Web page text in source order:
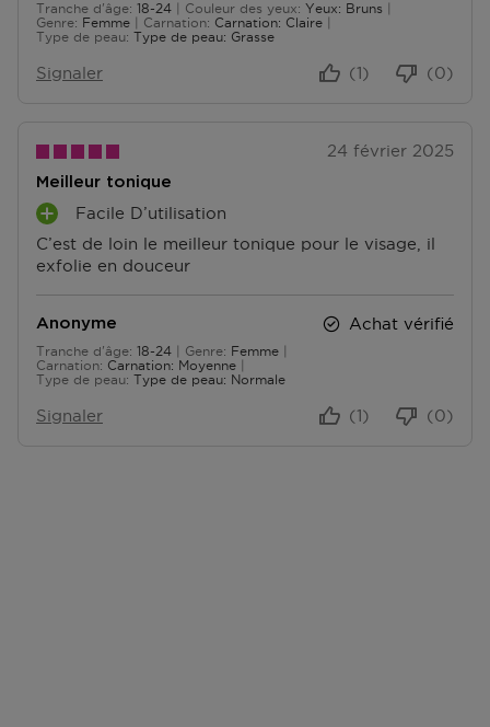
Tranche d'âge
De 18 à 24 18-24 Couleur des yeux
Yeux: Bruns
Genre
Femme Carnation
Carnation: Claire
Type de peau Type de peau: Grasse
Signaler (0)
(1)
24 février 2025
Meilleur tonique
C’est de loin le meilleur tonique pour le visage, il
exfolie en douceur
A
V
A
A
G
E
Facile D’utilisation
Anonyme
Tranche d'âge
De 18 à 24 18-24 Genre
Femme
Carnation
Carnation: Moyenne
Type de peau Type de peau: Normale
Achat vérifié
Signaler (0)
(1)